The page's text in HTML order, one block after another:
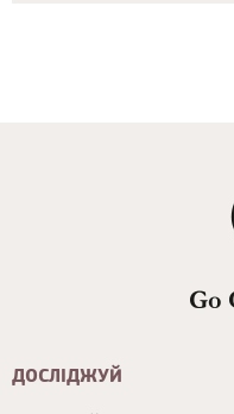
ДОСЛІДЖУЙ